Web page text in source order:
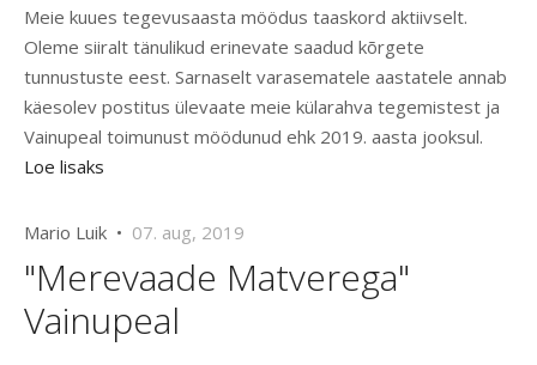
Meie kuues tegevusaasta möödus taaskord aktiivselt.
Oleme siiralt tänulikud erinevate saadud kõrgete
tunnustuste eest. Sarnaselt varasematele aastatele annab
käesolev postitus ülevaate meie külarahva tegemistest ja
Vainupeal toimunust möödunud ehk 2019. aasta jooksul.
Loe lisaks
Mario Luik • 07. aug, 2019
"Merevaade Matverega"
Vainupeal